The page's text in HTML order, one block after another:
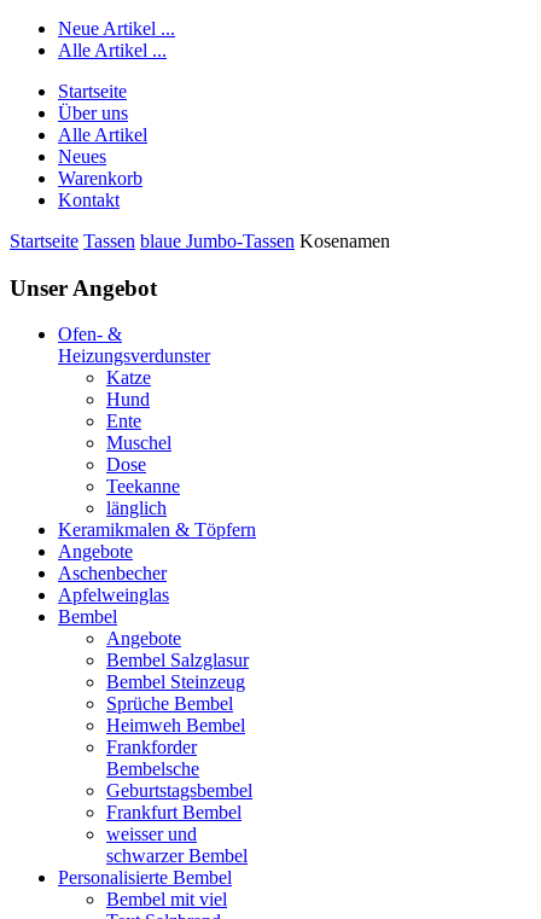
Neue Artikel ...
Alle Artikel ...
Startseite
Über uns
Alle Artikel
Neues
Warenkorb
Kontakt
Startseite Tassen blaue Jumbo-Tassen Kosenamen
Unser Angebot
Ofen- &
Heizungsverdunster
Katze
Hund
Ente
Muschel
Dose
Teekanne
länglich
Keramikmalen & Töpfern
Angebote
Aschenbecher
Apfelweinglas
Bembel
Angebote
Bembel Salzglasur
Bembel Steinzeug
Sprüche Bembel
Heimweh Bembel
Frankforder
Bembelsche
Geburtstagsbembel
Frankfurt Bembel
weisser und
schwarzer Bembel
Personalisierte Bembel
Bembel mit viel